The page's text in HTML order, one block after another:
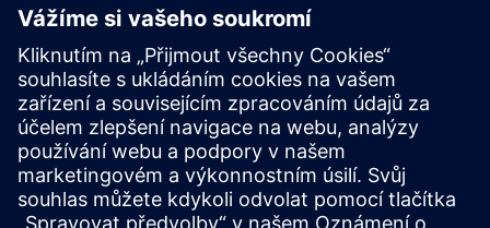
the Wave Based Technique (WBT).
Další informace